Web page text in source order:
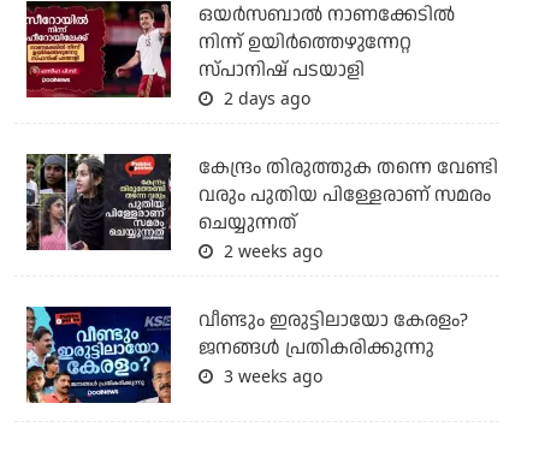
ഒയര്‍സബാൽ നാണക്കേടിൽ
നിന്ന് ഉയിർത്തെഴുന്നേറ്റ
സ്പാനിഷ് പടയാളി
2 days ago
കേന്ദ്രം തിരുത്തുക തന്നെ വേണ്ടി
വരും പുതിയ പിള്ളേരാണ് സമരം
ചെയ്യുന്നത്
2 weeks ago
വീണ്ടും ഇരുട്ടിലായോ കേരളം?
ജനങ്ങൾ പ്രതികരിക്കുന്നു
3 weeks ago